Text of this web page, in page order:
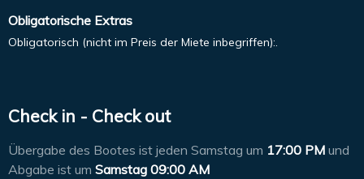
Obligatorische Extras
Obligatorisch (nicht im Preis der Miete inbegriffen):.
Check in - Check out
Übergabe des Bootes ist jeden Samstag um 17:00 PM und
Abgabe ist um Samstag 09:00 AM